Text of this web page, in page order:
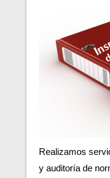
Realizamos
y auditoría de